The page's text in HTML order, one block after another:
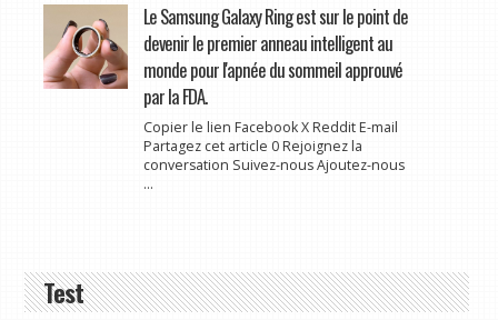
Le Samsung Galaxy Ring est sur le point de
devenir le premier anneau intelligent au
monde pour l'apnée du sommeil approuvé
par la FDA.
Copier le lien Facebook X Reddit E-mail
Partagez cet article 0 Rejoignez la
conversation Suivez-nous Ajoutez-nous
...
Test